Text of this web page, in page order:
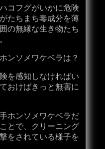
コフグがいかに危険
たちまち毒成分を薄
の無縁な生き物たち
ンソメワケベラは？
を感知しなければい
おけばきっと無害に
ホンソメワケベラだ
とで、クリーニング
をされている様子を